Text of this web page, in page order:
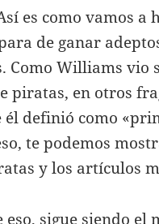
es como vamos a
de ganar
Como Williams vio
piratas, en otros
él definió como
te podemos
y los artículos
sigue siendo el